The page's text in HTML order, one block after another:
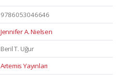
9786053046646
Jennifer A. Nielsen
Beril T. Uğur
Artemis Yayınları